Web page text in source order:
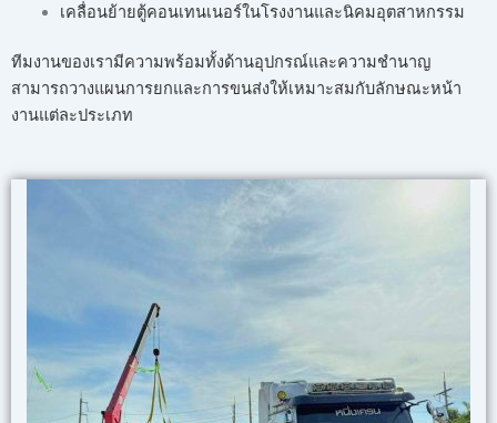
เคลื่อนย้ายตู้คอนเทนเนอร์ในโรงงานและนิคมอุตสาหกรรม
ทีมงานของเรามีความพร้อมทั้งด้านอุปกรณ์และความชำนาญ
สามารถวางแผนการยกและการขนส่งให้เหมาะสมกับลักษณะหน้า
งานแต่ละประเภท